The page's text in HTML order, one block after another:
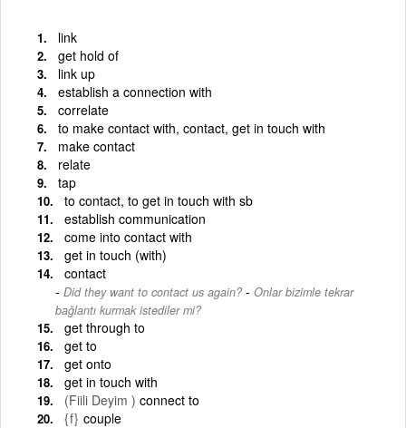
link
get hold of
link up
establish a connection with
correlate
to make contact with, contact, get in touch with
make contact
relate
tap
to contact, to get in touch with sb
establish communication
come into contact with
get in touch (with)
contact
Did they want to contact us again? - Onlar bizimle tekrar
bağlantı kurmak istediler mi?
get through to
get to
get onto
get in touch with
(Fiili Deyim ) connect to
{f} couple